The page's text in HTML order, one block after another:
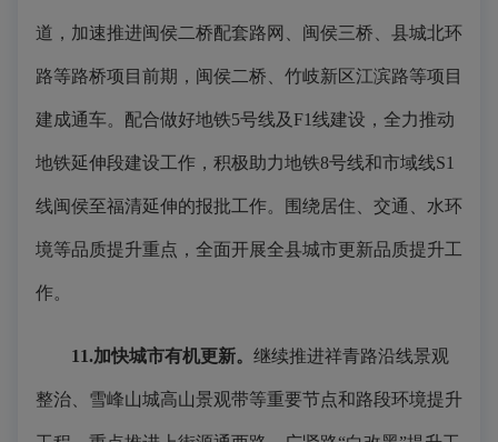
道，加速推进闽侯二桥配套路网、闽侯三桥、县城北环
路等路桥项目前期，闽侯二桥、竹岐新区江滨路等项目
建成通车。配合做好地铁5号线及F1线建设，全力推动
地铁延伸段建设工作，积极助力地铁8号线和市域线S1
线闽侯至福清延伸的报批工作。围绕居住、交通、水环
境等品质提升重点，全面开展全县城市更新品质提升工
作。
11.加快城市有机更新。 继续推进祥青路沿线景观
整治、雪峰山城高山景观带等重要节点和路段环境提升